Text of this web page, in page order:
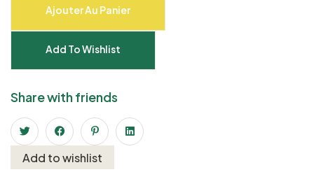
Ajouter Au Panier
Add To Wishlist
Share with friends
Add to wishlist